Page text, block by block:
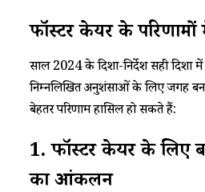
फॉस्टर केयर के
साल 2024 के दिशा-निर्देश सही
निम्नलिखित अनुशंसाओं के लिए जगह
बेहतर परिणाम हासिल हो सकते हैं:
1. फॉस्टर केयर के लिए
का आंकलन